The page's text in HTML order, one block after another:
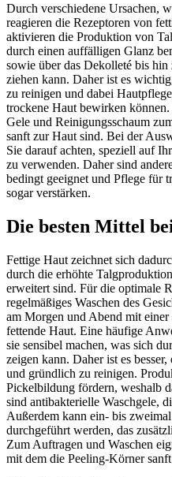
Durch verschiedene Ursachen,
reagieren die Rezeptoren von
aktivieren die Produktion von
durch einen auffälligen Glanz
sowie über das Dekolleté bis
ziehen kann. Daher ist es
zu reinigen und dabei
trockene Haut bewirken
Gele und Reinigungsschaum
sanft zur Haut sind. Bei der
Sie darauf achten, speziell auf
zu verwenden. Daher sind
bedingt geeignet und Pflege für
sogar verstärken.
Die besten Mittel
Fettige Haut zeichnet sich
durch die erhöhte
erweitert sind. Für die optimale
regelmäßiges Waschen des
am Morgen und Abend mit
fettende Haut. Eine häufige
sie sensibel machen, was sich
zeigen kann. Daher ist es
und gründlich zu reinigen.
Pickelbildung fördern, weshalb
sind antibakterielle Waschgele,
Außerdem kann ein- bis
durchgeführt werden, das
Zum Auftragen und Waschen
mit dem die Peeling-Körner